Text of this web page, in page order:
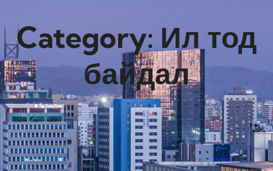
Category: Ил тод
байдал